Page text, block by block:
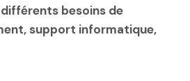
besoins de
support informatique,